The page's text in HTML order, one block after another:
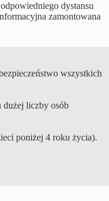
dystansu
zamontowana
wszystkich
dużej liczby osób
poniżej 4 roku życia).